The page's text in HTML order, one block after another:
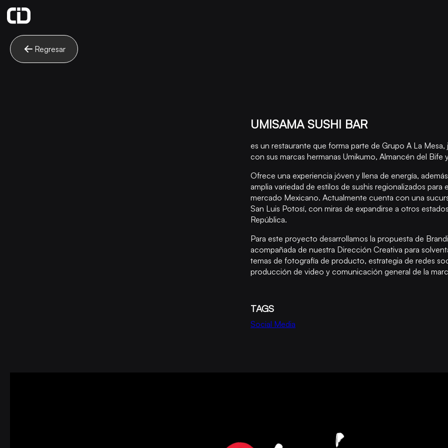
Regresar
UMISAMA SUSHI BAR
es un restaurante que forma parte de Grupo A La Mesa,
con sus marcas hermanas Umikumo, Almancén del Bife
Ofrece una experiencia jóven y llena de energía,
amplia variedad de estilos de sushis regionalizados para
mercado Mexicano. Actualmente cuenta con una
San Luis Potosí, con miras de expandirse a otros
República.
Para este proyecto desarrollamos la propuesta de
acompañada de nuestra Dirección Creativa para
temas de fotografía de producto, estrategia de redes
producción de video y comunicación general de la
TAGS
Social Media